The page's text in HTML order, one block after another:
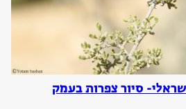
סיור צפרות בעמק